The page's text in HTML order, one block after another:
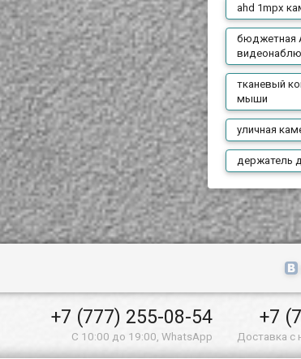
ahd 1mpx
бюджетная
тканевый
мыши
уличная
держатель
+7 (777) 255-08-54
С 10:00 до 19:00, WhatsApp
+7
Доставка